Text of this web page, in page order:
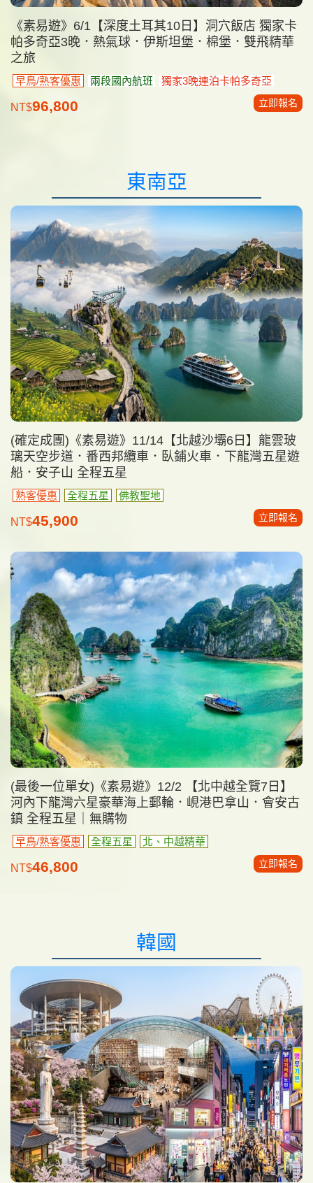
《素易遊》6/1【深度土耳其10日】洞穴飯店 獨家卡
帕多奇亞3晚．熱氣球．伊斯坦堡．棉堡．雙飛精華
之旅
早鳥/熟客優惠 兩段國內航班 獨家3晚連泊卡帕多奇亞
NT$96,800 立即報名
東南亞
(確定成團)《素易遊》11/14【北越沙壩6日】龍雲玻
璃天空步道．番西邦纜車．臥鋪火車．下龍灣五星遊
船．安子山 全程五星
熟客優惠 全程五星 佛教聖地
NT$45,900 立即報名
(最後一位單女)《素易遊》12/2 【北中越全覽7日】
河內下龍灣六星豪華海上郵輪．峴港巴拿山．會安古
鎮 全程五星｜無購物
早鳥/熟客優惠 全程五星 北、中越精華
NT$46,800 立即報名
韓國